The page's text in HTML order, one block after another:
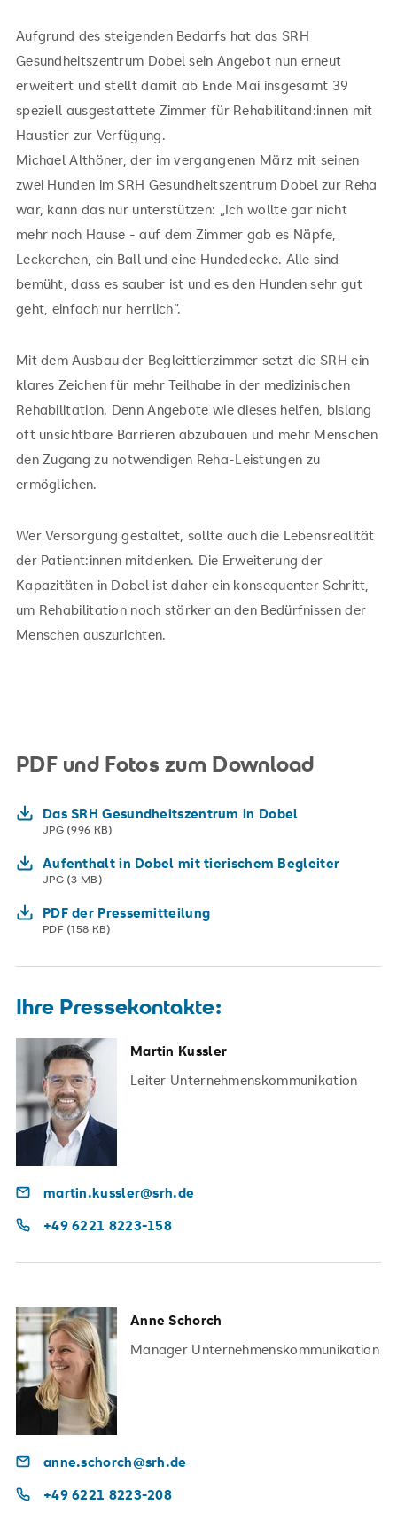
Aufgrund des steigenden Bedarfs hat das SRH
Gesundheitszentrum Dobel sein Angebot nun erneut
erweitert und stellt damit ab Ende Mai insgesamt 39
speziell ausgestattete Zimmer für Rehabilitand:innen mit
Haustier zur Verfügung.
Michael Althöner, der im vergangenen März mit seinen
zwei Hunden im SRH Gesundheitszentrum Dobel zur Reha
war, kann das nur unterstützen: „Ich wollte gar nicht
mehr nach Hause - auf dem Zimmer gab es Näpfe,
Leckerchen, ein Ball und eine Hundedecke. Alle sind
bemüht, dass es sauber ist und es den Hunden sehr gut
geht, einfach nur herrlich“.
Mit dem Ausbau der Begleittierzimmer setzt die SRH ein
klares Zeichen für mehr Teilhabe in der medizinischen
Rehabilitation. Denn Angebote wie dieses helfen, bislang
oft unsichtbare Barrieren abzubauen und mehr Menschen
den Zugang zu notwendigen Reha-Leistungen zu
ermöglichen.
Wer Versorgung gestaltet, sollte auch die Lebensrealität
der Patient:innen mitdenken. Die Erweiterung der
Kapazitäten in Dobel ist daher ein konsequenter Schritt,
um Rehabilitation noch stärker an den Bedürfnissen der
Menschen auszurichten.
PDF und Fotos zum Download
Das SRH Gesundheitszentrum in Dobel
JPG (996 KB)
Aufenthalt in Dobel mit tierischem Begleiter
JPG (3 MB)
PDF der Pressemitteilung
PDF (158 KB)
Ihre Pressekontakte:
Martin Kussler
Leiter Unternehmenskommunikation
martin.kussler@srh.de
+49 6221 8223-158
Anne Schorch
Manager Unternehmenskommunikation
anne.schorch@srh.de
+49 6221 8223-208